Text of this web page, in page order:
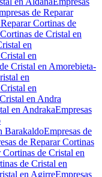
de Reparar
Cortinas de
de Cristal en
en
en
Cristal en Amorebieta-
en
en
en Andra
en AndrakaEmpresas
BarakaldoEmpresas de
de Reparar Cortinas
Cortinas de Cristal en
de Cristal en
en AgirreEmpresas